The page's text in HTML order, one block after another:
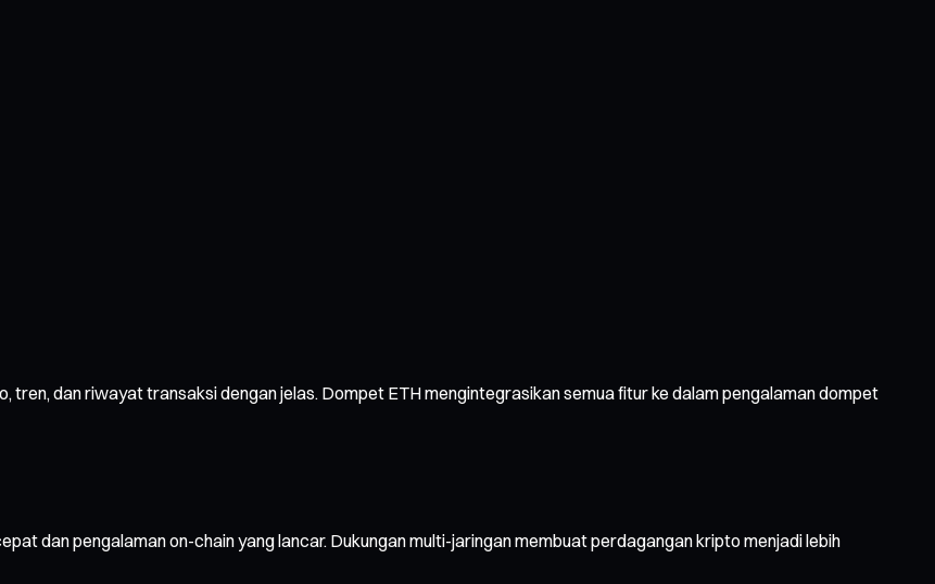
tren, dan riwayat transaksi dengan jelas. Dompet ETH mengintegrasikan semua fitur ke dalam pengalaman dompet
dan pengalaman on-chain yang lancar. Dukungan multi-jaringan membuat perdagangan kripto menjadi lebih